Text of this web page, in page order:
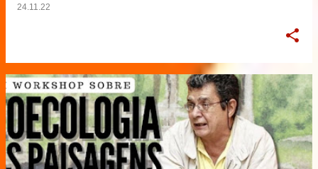
24.11.22